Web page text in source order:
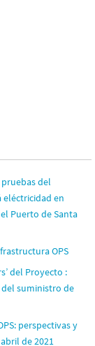
pruebas del
en
el Puerto de Santa
OPS
del Proyecto :
suministro de
perspectivas y
de 2021